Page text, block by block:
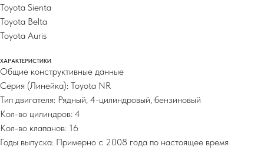
Toyota Sienta
Toyota Belta
Toyota Auris
ХАРАКТЕРИСТИКИ
Общие конструктивные данные
Серия (Линейка): Toyota NR
Тип двигателя: Рядный, 4-цилиндровый, бензиновый
Кол-во цилиндров: 4
Кол-во клапанов: 16
Годы выпуска: Примерно с 2008 года по настоящее время